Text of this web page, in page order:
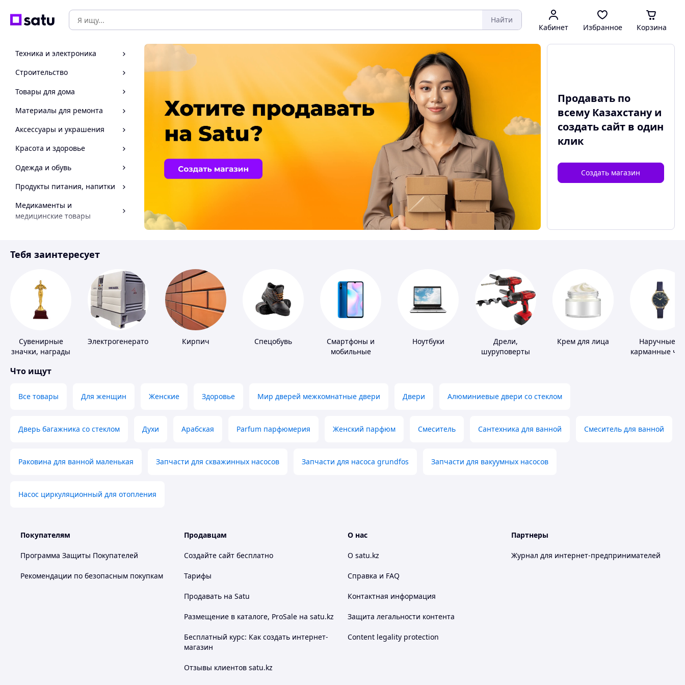
Найти
Кабинет Избранное Корзина
Техника и электроника
Строительство
Товары для дома
Материалы для ремонта
Аксессуары и украшения
Красота и здоровье
Одежда и обувь
Продукты питания, напитки
Медикаменты и
медицинские товары
Инструмент
Продавать по
всему Казахстану и
создать сайтв один
клик
Создать магазин
Тебя заинтересует
Сувенирные
значки, награды
Электрогенераторы Кирпич Спецобувь
Смартфоны и
мобильные
Ноутбуки
Дрели,
шуруповерты
Крем для лица
Наручные и
карманные
Что ищут
Все товары Для женщин Женские Здоровье Мир дверей межкомнатные двери Двери Алюминиевые двери со стеклом
Дверь багажника со стеклом Духи Арабская Parfum парфюмерия Женский парфюм Смеситель Сантехника для ванной Смеситель для ванной
Раковина для ванной маленькая Запчасти для скважинных насосов Запчасти для насоса grundfos Запчасти для вакуумных насосов
Насос циркуляционный для отопления
Покупателям
Программа Защиты Покупателей
Рекомендации по безопасным покупкам
Продавцам
Создайте сайт бесплатно
Тарифы
Продавать на Satu
Размещение в каталоге, ProSale на satu.kz
Бесплатный курс: Как создать интернет-
магазин
Отзывы клиентов satu.kz
О нас
О satu.kz
Справка и FAQ
Контактная информация
Защита легальности контента
Content legality protection
Партнеры
Журнал для интернет-предпринимателей